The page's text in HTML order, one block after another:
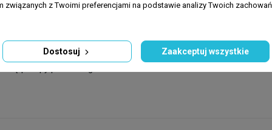
przepływu 500 l/h, regularnie oczyszczaj wkłady filtracyjne
przepłucz gąbkę w wodzie odlanej ze zbiornika (ochroni to florę
pompy przez długie lata.
związanych z Twoimi preferencjami na podstawie analizy Twoich
Dostosuj Zaakceptuj wszystkie